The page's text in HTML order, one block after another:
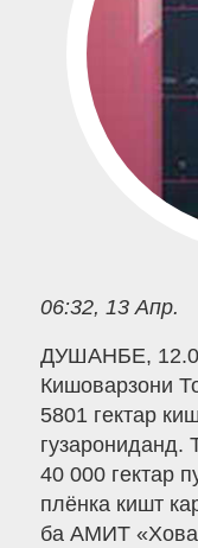
06:32, 13 Апр.
ДУШАНБЕ,
Кишоварзони
5801 гектар
гузарониданд.
40 000 гектар
плёнка кишт
ба АМИТ